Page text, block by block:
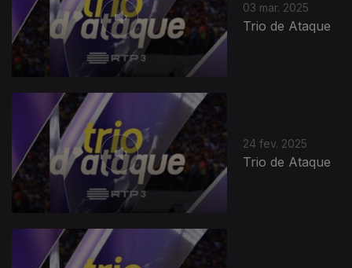
03 mar. 2025
Trio de Ataque
24 fev. 2025
Trio de Ataque